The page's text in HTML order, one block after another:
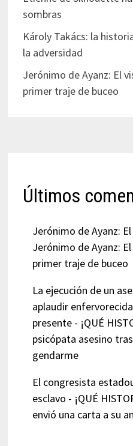
sombras
Károly Takács: la
la adversidad
Jerónimo de Ayanz: El
primer traje de buceo
Últimos
Jerónimo de Ayanz:
Jerónimo de Ayanz:
primer traje de buceo
La ejecución de un
aplaudir
presente - ¡QUÉ
psicópata asesino
gendarme
El congresista
esclavo - ¡QUÉ
envió una carta a su